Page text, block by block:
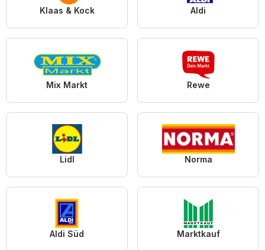
Klaas & Kock Aldi
Mix Markt Rewe
Lidl Norma
Aldi Süd Marktkauf